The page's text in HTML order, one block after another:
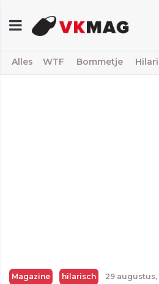
Alles WTF Bommetje
Magazine hilarisch 29 augustus,